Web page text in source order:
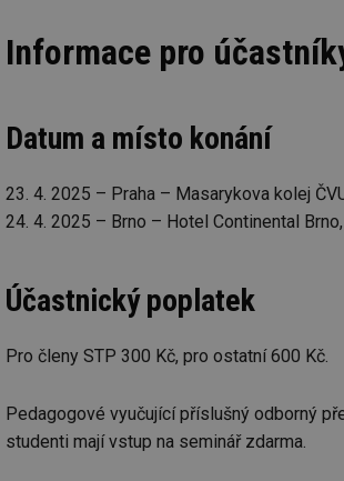
Informace pro
Datum a místo konání
23. 4. 2025 – Praha – Masarykova kolej
24. 4. 2025 – Brno – Hotel Continental
Účastnický poplatek
Pro členy STP 300 Kč, pro ostatní 600 Kč.
Pedagogové vyučující příslušný odborný
studenti mají vstup na seminář zdarma.